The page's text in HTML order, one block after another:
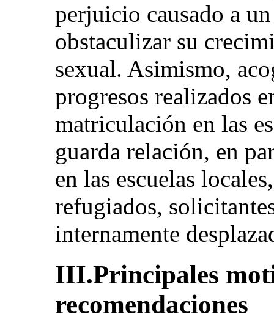
perjuicio causado a
obstaculizar su
sexual. Asimismo,
progresos realizados
matriculación en las
guarda relación, en
en las escuelas
refugiados,
internamente
III.Principales
recomendaciones